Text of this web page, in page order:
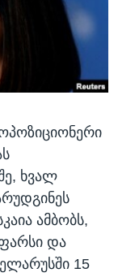
ხვალ
ამბობს,
და
15